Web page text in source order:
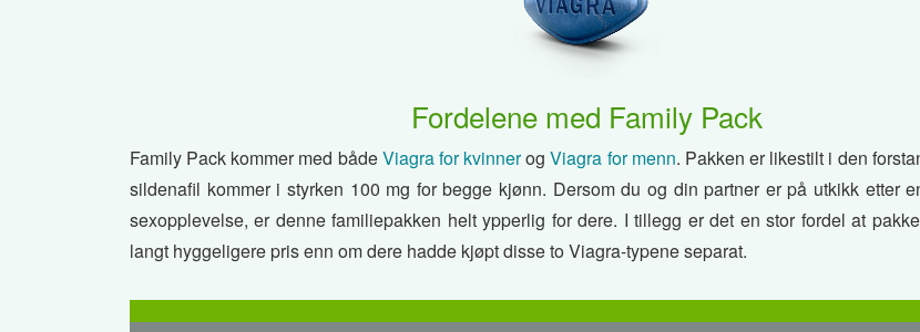
Fordelene med Family Pack
Family Pack kommer med bådeViagra for kvinnerogViagra for menn. Pakken er likestilt i den
sildenafil kommer i styrken 100 mg for begge kjønn. Dersom du og din partner er på utkikk etter
sexopplevelse, er denne familiepakken helt ypperlig for dere. I tillegg er det en stor fordel at
langt hyggeligere pris enn om dere hadde kjøpt disse to Viagra-typene separat.